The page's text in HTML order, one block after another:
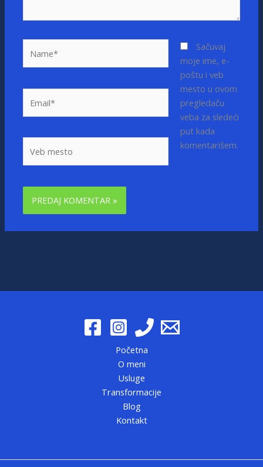
mesto
Sačuvaj
moje ime, e-
poštu i veb
mesto u ovom
pregledaču
veba za sledeći
put kada
komentarišem.
Početna
O meni
Usluge
Transformacije
Blog
Kontakt